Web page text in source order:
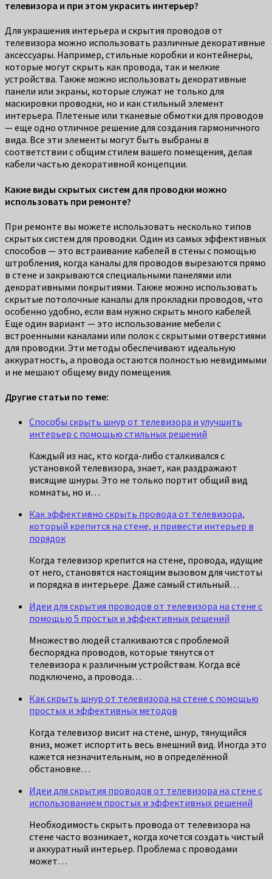
телевизора и при этом украсить интерьер?
Для украшения интерьера и скрытия проводов от
телевизора можно использовать различные декоративные
аксессуары. Например, стильные коробки и контейнеры,
которые могут скрыть как провода, так и мелкие
устройства. Также можно использовать декоративные
панели или экраны, которые служат не только для
маскировки проводки, но и как стильный элемент
интерьера. Плетеные или тканевые обмотки для проводов
— еще одно отличное решение для создания гармоничного
вида. Все эти элементы могут быть выбраны в
соответствии с общим стилем вашего помещения, делая
кабели частью декоративной концепции.
Какие виды скрытых систем для проводки можно
использовать при ремонте?
При ремонте вы можете использовать несколько типов
скрытых систем для проводки. Один из самых эффективных
способов — это встраивание кабелей в стены с помощью
штробления, когда каналы для проводов вырезаются прямо
в стене и закрываются специальными панелями или
декоративными покрытиями. Также можно использовать
скрытые потолочные каналы для прокладки проводов, что
особенно удобно, если вам нужно скрыть много кабелей.
Еще один вариант — это использование мебели с
встроенными каналами или полок с скрытыми отверстиями
для проводки. Эти методы обеспечивают идеальную
аккуратность, а провода остаются полностью невидимыми
и не мешают общему виду помещения.
Другие статьи по теме:
Способы скрыть шнур от телевизора и улучшить
интерьер с помощью стильных решений
Каждый из нас, кто когда-либо сталкивался с
установкой телевизора, знает, как раздражают
висящие шнуры. Это не только портит общий вид
комнаты, но и…
Как эффективно скрыть провода от телевизора,
который крепится на стене, и привести интерьер в
порядок
Когда телевизор крепится на стене, провода, идущие
от него, становятся настоящим вызовом для чистоты
и порядка в интерьере. Даже самый стильный…
Идеи для скрытия проводов от телевизора на стене с
помощью 5 простых и эффективных решений
Множество людей сталкиваются с проблемой
беспорядка проводов, которые тянутся от
телевизора к различным устройствам. Когда всё
подключено, а провода…
Как скрыть шнур от телевизора на стене с помощью
простых и эффективных методов
Когда телевизор висит на стене, шнур, тянущийся
вниз, может испортить весь внешний вид. Иногда это
кажется незначительным, но в определённой
обстановке…
Идеи для скрытия проводов от телевизора на стене с
использованием простых и эффективных решений
Необходимость скрыть провода от телевизора на
стене часто возникает, когда хочется создать чистый
и аккуратный интерьер. Проблема с проводами
может…